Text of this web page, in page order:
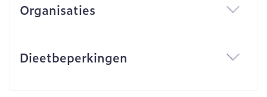
Organisaties
Dieetbeperkingen